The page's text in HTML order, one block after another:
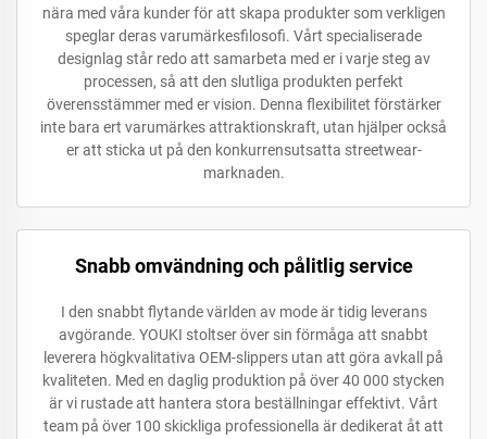
nära med våra kunder för att skapa produkter som verkligen
speglar deras varumärkesfilosofi. Vårt specialiserade
designlag står redo att samarbeta med er i varje steg av
processen, så att den slutliga produkten perfekt
överensstämmer med er vision. Denna flexibilitet förstärker
inte bara ert varumärkes attraktionskraft, utan hjälper också
er att sticka ut på den konkurrensutsatta streetwear-
marknaden.
Snabb omvändning och pålitlig service
I den snabbt flytande världen av mode är tidig leverans
avgörande. YOUKI stoltser över sin förmåga att snabbt
leverera högkvalitativa OEM-slippers utan att göra avkall på
kvaliteten. Med en daglig produktion på över 40 000 stycken
är vi rustade att hantera stora beställningar effektivt. Vårt
team på över 100 skickliga professionella är dedikerat åt att